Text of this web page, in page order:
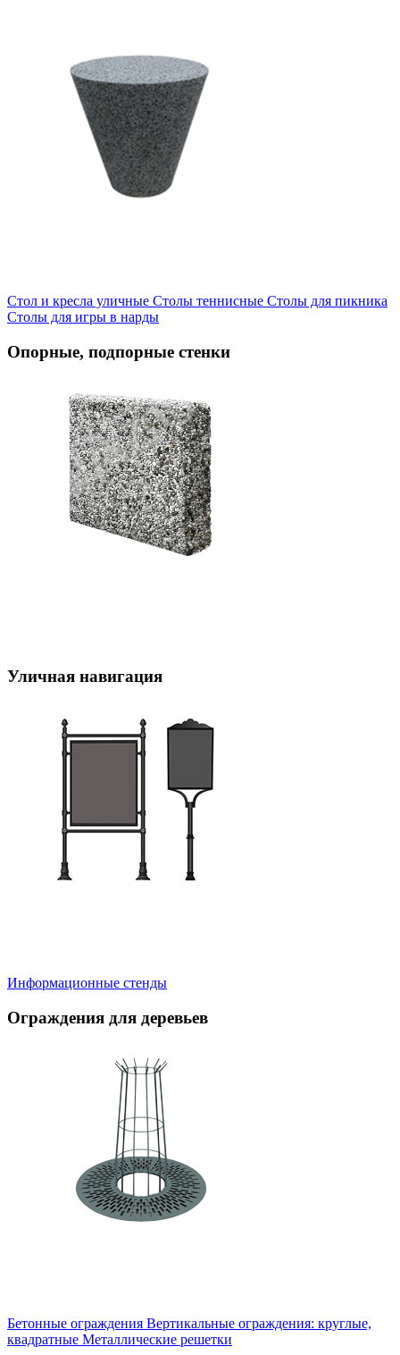
Стол и кресла уличные Cтолы теннисные Столы для пикника
Столы для игры в нарды
Опорные, подпорные стенки
Уличная навигация
Информационные стенды
Ограждения для деревьев
Бетонные ограждения Вертикальные ограждения: круглые,
квадратные Металлические решетки